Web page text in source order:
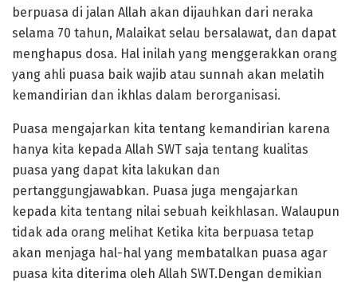
berpuasa di jalan Allah akan dijauhkan dari neraka
selama 70 tahun, Malaikat selau bersalawat, dan dapat
menghapus dosa. Hal inilah yang menggerakkan orang
yang ahli puasa baik wajib atau sunnah akan melatih
kemandirian dan ikhlas dalam berorganisasi.
Puasa mengajarkan kita tentang kemandirian karena
hanya kita kepada Allah SWT saja tentang kualitas
puasa yang dapat kita lakukan dan
pertanggungjawabkan. Puasa juga mengajarkan
kepada kita tentang nilai sebuah keikhlasan. Walaupun
tidak ada orang melihat Ketika kita berpuasa tetap
akan menjaga hal-hal yang membatalkan puasa agar
puasa kita diterima oleh Allah SWT.Dengan demikian